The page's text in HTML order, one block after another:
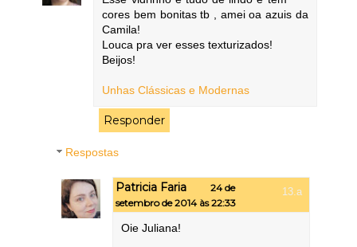
cores bem bonitas tb , amei oa azuis da
Camila!
Louca pra ver esses texturizados!
Beijos!
Unhas Clássicas e Modernas
Responder
Respostas
Patricia Faria
24 de
setembro de 2014 às 22:33
Oie Juliana!